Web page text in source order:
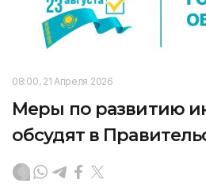
08:00, 21 Апреля 2026
Меры по развитию
обсудят в